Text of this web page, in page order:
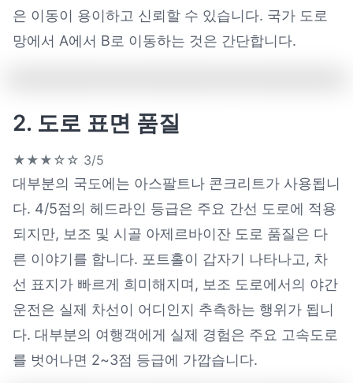
은 이동이 용이하고 신뢰할 수 있습니다. 국가 도로
망에서 A에서 B로 이동하는 것은 간단합니다.
2. 도로 표면 품질
★★★☆☆ 3/5
대부분의 국도에는 아스팔트나 콘크리트가 사용됩니
다. 4/5점의 헤드라인 등급은 주요 간선 도로에 적용
되지만, 보조 및 시골 아제르바이잔 도로 품질은 다
른 이야기를 합니다. 포트홀이 갑자기 나타나고, 차
선 표지가 빠르게 희미해지며, 보조 도로에서의 야간
운전은 실제 차선이 어디인지 추측하는 행위가 됩니
다. 대부분의 여행객에게 실제 경험은 주요 고속도로
를 벗어나면 2~3점 등급에 가깝습니다.